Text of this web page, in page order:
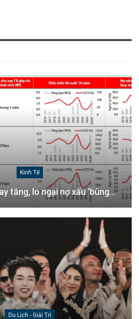
Kinh Tế
tăng, lo ngại nợ xấu ‘bùng…
Du Lịch - Giải Trí